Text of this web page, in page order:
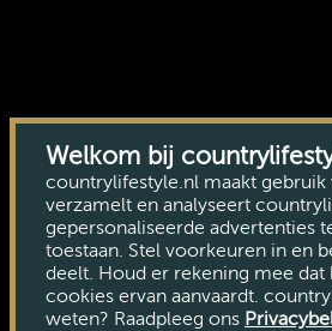
Welkom bij
countrylifestyle.nl maakt gebruik
verzamelt en analyseert
gepersonaliseerde advertenties
toestaan. Stel voorkeuren in en
deelt. Houd er rekening mee dat
cookies ervan aanvaardt.
weten? Raadpleeg ons